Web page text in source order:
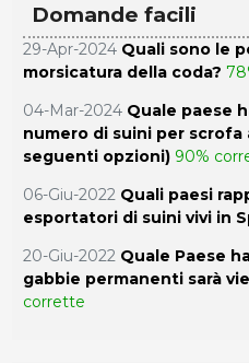
Domande facili
29-Apr-2024 Quali sono le
morsicatura della coda?
04-Mar-2024 Quale paese
numero di suini per scrofa
seguenti opzioni) 90%
06-Giu-2022 Quali paesi
esportatori di suini vivi in
20-Giu-2022 Quale Paese
gabbie permanenti sarà
corrette